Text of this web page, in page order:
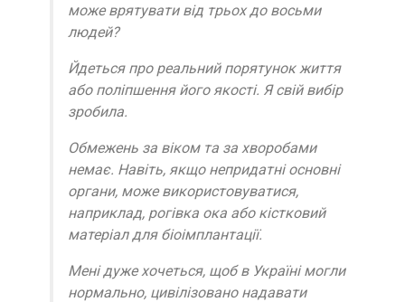
може врятувати від трьох до восьми
людей?
Йдеться про реальний порятунок життя
або поліпшення його якості. Я свій вибір
зробила.
Обмежень за віком та за хворобами
немає. Навіть, якщо непридатні основні
органи, може використовуватися,
наприклад, рогівка ока або кістковий
матеріал для біоімплантації.
Мені дуже хочеться, щоб в Україні могли
нормально, цивілізовано надавати